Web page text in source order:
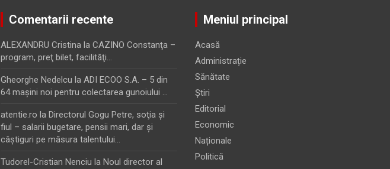
Comentarii recente
ALEXANDRU Cristina la CAZINO Constanţa –
program, preţ bilet, facilităţi…
Gheorghe Nedelcu la ADI ECOO S.A. – 5 din
64 maşini noi pentru colectarea gunoiului …
atentie.ro la Directorul Gogu Petre, soţia şi
fiul – salarii bugetare, pensii mari, dar şi
câştiguri pe măsura talentului…
Tudorel-Cristian Nenciu la Noul director al
Meniul principal
Acasă
Administrație
Sănătate
Știri
Editorial
Economic
Naționale
Politică